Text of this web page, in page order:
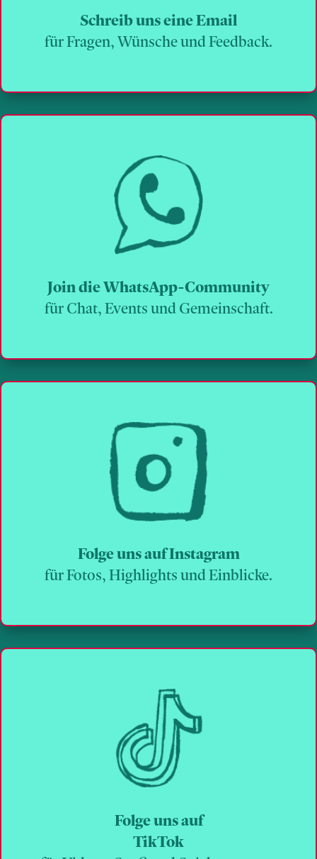
Schreib uns eine Email
für Fragen, Wünsche und Feedback.
Join die WhatsApp-Community
für Chat, Events und Gemeinschaft.
Folge uns auf Instagram
für Fotos, Highlights und Einblicke.
Folge uns auf
TikTok